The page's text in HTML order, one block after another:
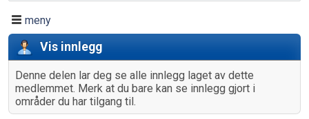
meny
Vis innlegg
Denne delen lar deg se alle innlegg laget av dette
medlemmet. Merk at du bare kan se innlegg gjort i
områder du har tilgang til.